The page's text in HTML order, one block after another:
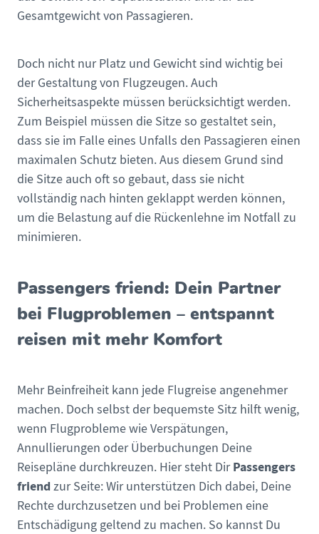
Gesamtgewicht von Passagieren.
Doch nicht nur Platz und Gewicht sind wichtig bei
der Gestaltung von Flugzeugen. Auch
Sicherheitsaspekte müssen berücksichtigt werden.
Zum Beispiel müssen die Sitze so gestaltet sein,
dass sie im Falle eines Unfalls den Passagieren einen
maximalen Schutz bieten. Aus diesem Grund sind
die Sitze auch oft so gebaut, dass sie nicht
vollständig nach hinten geklappt werden können,
um die Belastung auf die Rückenlehne im Notfall zu
minimieren.
Passengers friend: Dein Partner
bei Flugproblemen – entspannt
reisen mit mehr Komfort
Mehr Beinfreiheit kann jede Flugreise angenehmer
machen. Doch selbst der bequemste Sitz hilft wenig,
wenn Flugprobleme wie Verspätungen,
Annullierungen oder Überbuchungen Deine
Reisepläne durchkreuzen. Hier steht DirPassengers
friendzur Seite: Wir unterstützen Dich dabei, Deine
Rechte durchzusetzen und bei Problemen eine
Entschädigung geltend zu machen. So kannst Du